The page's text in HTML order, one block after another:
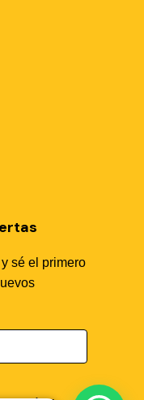
sé el primero
o buscas